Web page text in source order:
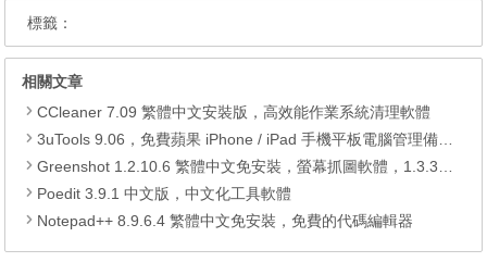
標籤：
相關文章
CCleaner 7.09 繁體中文安裝版，高效能作業系統清理軟體
3uTools 9.06，免費蘋果 iPhone / iPad 手機平板電腦管理備份還原軟體
Greenshot 1.2.10.6 繁體中文免安裝，螢幕抓圖軟體，1.3.315 安裝版
Poedit 3.9.1 中文版，中文化工具軟體
Notepad++ 8.9.6.4 繁體中文免安裝，免費的代碼編輯器